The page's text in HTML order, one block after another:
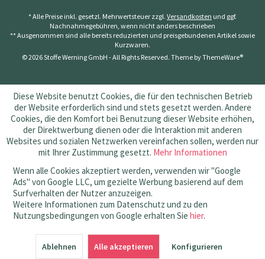
* Alle Preise inkl. gesetzl. Mehrwertsteuer zzgl. Versandkosten und ggf.
Nachnahmegebühren, wenn nicht anders beschrieben
** Ausgenommen sind alle bereits reduzierten und preisgebundenen Artikel sowie
Kurzwaren.
© 2026 Stoffe Werning GmbH - All Rights Reserved. Theme byThemeWare®
Diese Website benutzt Cookies, die für den technischen Betrieb
der Website erforderlich sind und stets gesetzt werden. Andere
Cookies, die den Komfort bei Benutzung dieser Website erhöhen,
der Direktwerbung dienen oder die Interaktion mit anderen
Websites und sozialen Netzwerken vereinfachen sollen, werden nur
mit Ihrer Zustimmung gesetzt. Mehr Informationen
Wenn alle Cookies akzeptiert werden, verwenden wir "Google
Ads" von Google LLC, um gezielte Werbung basierend auf dem
Surfverhalten der Nutzer anzuzeigen.
Weitere Informationen zum Datenschutz und zu den
Nutzungsbedingungen von Google erhalten Sie hier.
Ablehnen Alle akzeptieren Konfigurieren
SEHR GUT (4.83 / 5)
aus145Bewertungen bei: amazon.de, shopvote.de ⓘ
Informationen zur Echtheit der Bewertungen